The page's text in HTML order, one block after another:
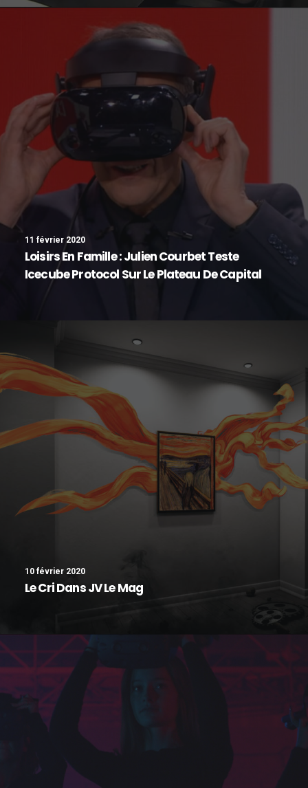
11 février 2020
Loisirs En Famille : Julien Courbet Teste
Icecube Protocol Sur Le Plateau De Capital
10 février 2020
Le Cri Dans JV Le Mag